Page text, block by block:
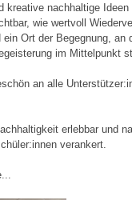
kreative nachhaltige Ideen
wie wertvoll
Ort der Begegnung, an
im Mittelpunkt
an alle
erlebbar und
verankert.